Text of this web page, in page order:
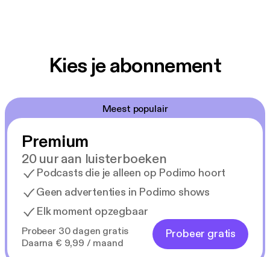
Kies je abonnement
Meest populair
Premium
20 uur aan luisterboeken
Podcasts die je alleen op Podimo hoort
Geen advertenties in Podimo shows
Elk moment opzegbaar
Probeer 30 dagen gratis
Daarna € 9,99 / maand
Probeer gratis